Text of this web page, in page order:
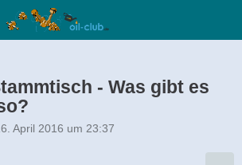
- Was gibt es
April 2016 um 23:37